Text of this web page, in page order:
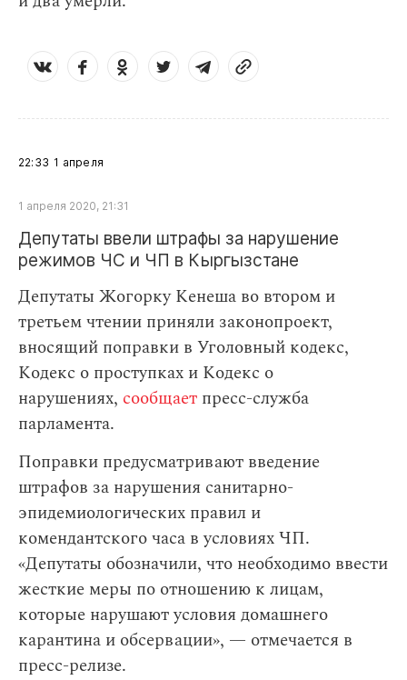
22:33 1 апреля
1 апреля 2020, 21:31
Депутаты ввели штрафы за нарушение
режимов ЧС и ЧП в Кыргызстане
Депутаты Жогорку Кенеша во втором и
третьем чтении приняли законопроект,
вносящий поправки в Уголовный кодекс,
Кодекс о проступках и Кодекс о
нарушениях, сообщает пресс-служба
парламента.
Поправки предусматривают введение
штрафов за нарушения санитарно-
эпидемиологических правил и
комендантского часа в условиях ЧП.
«Депутаты обозначили, что необходимо ввести
жесткие меры по отношению к лицам,
которые нарушают условия домашнего
карантина и обсервации», — отмечается в
пресс-релизе.